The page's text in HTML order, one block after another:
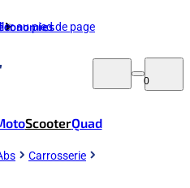
au pied de page
0
ScooterQuad
Carrosserie